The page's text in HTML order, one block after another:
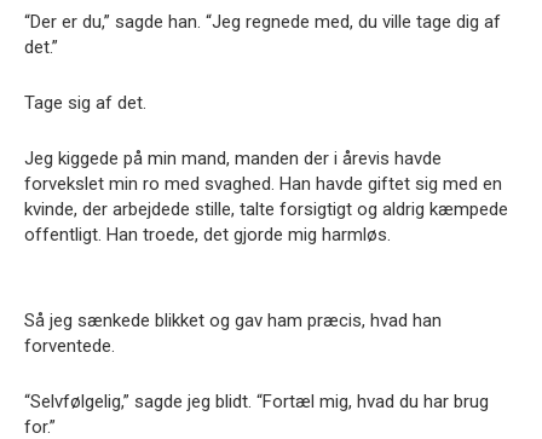
“Der er du,” sagde han. “Jeg regnede med, du ville tage dig af
det.”
Tage sig af det.
Jeg kiggede på min mand, manden der i årevis havde
forvekslet min ro med svaghed. Han havde giftet sig med en
kvinde, der arbejdede stille, talte forsigtigt og aldrig kæmpede
offentligt. Han troede, det gjorde mig harmløs.
Så jeg sænkede blikket og gav ham præcis, hvad han
forventede.
“Selvfølgelig,” sagde jeg blidt. “Fortæl mig, hvad du har brug
for.”